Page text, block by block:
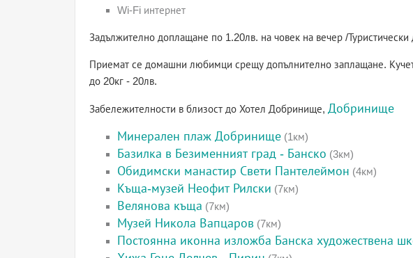
Wi-Fi интернет
Задължително доплащане по 1.20лв. на човек на вечер /Туристически
Приемат се домашни любимци срещу допълнително заплащане.
до 20кг - 20лв.
Забележителности в близост до Хотел Добринище, Добринище
Минерален плаж Добринище (1км)
Базилка в Безименният град - Банско (3км)
Обидимски манастир Свети Пантелеймон (4км)
Къща-музей Неофит Рилски (7км)
Велянова къща (7км)
Музей Никола Вапцаров (7км)
Постоянна иконна изложба Банска художествена